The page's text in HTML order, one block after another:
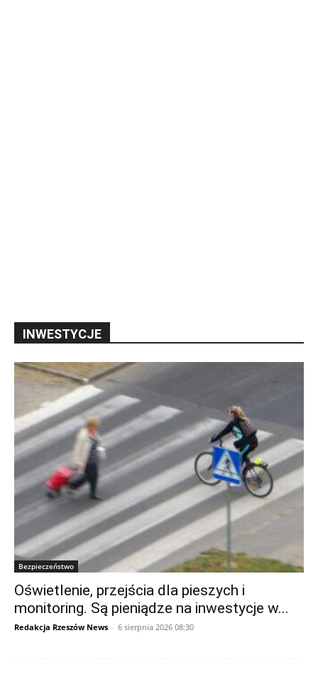
INWESTYCJE
Bezpieczeństwo
Oświetlenie, przejścia dla pieszych i
monitoring. Są pieniądze na inwestycje w...
Redakcja Rzeszów News - 6 sierpnia 2026 08:30